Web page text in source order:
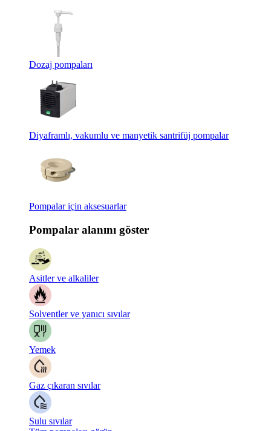
Dozaj pompaları
Diyaframlı, vakumlu ve manyetik santrifüj pompalar
Pompalar için aksesuarlar
Pompalar alanını göster
Asitler ve alkaliler
Solventler ve yanıcı sıvılar
Yemek
Gaz çıkaran sıvılar
Sulu sıvılar